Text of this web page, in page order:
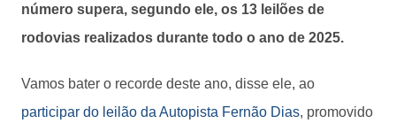
número supera, segundo ele, os 13 leilões de
rodovias realizados durante todo o ano de 2025.
Vamos bater o recorde deste ano, disse ele, ao
participar do leilão da Autopista Fernão Dias, promovido